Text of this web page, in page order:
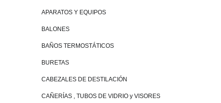
APARATOS Y EQUIPOS
BALONES
BAÑOS TERMOSTÁTICOS
BURETAS
CABEZALES DE DESTILACIÓN
CAÑERÍAS , TUBOS DE VIDRIO y VISORES